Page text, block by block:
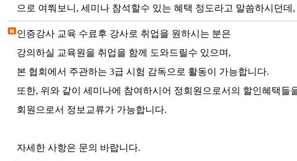
으로 여쭤보니, 세미나 참석할수 있는 혜택 정도라고 말씀하시던
인증강사 교육 수료후 강사로 취업을 원하시는 분은
강의하실 교육원을 취업을 함께 도와드릴수 있으며,
본 협회에서 주관하는 3급 시험 감독으로 활동이 가능합니다.
또한, 위와 같이 세미나에 참여하시어 정회원으로서의 할인혜택
회원으로서 정보교류가 가능합니다.
자세한 사항은 문의 바랍니다.